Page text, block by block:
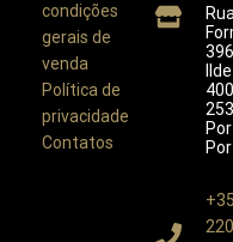
Este site utiliza
condições
gerais de
venda
Política de
privacidade
Contatos
Rua
253
220